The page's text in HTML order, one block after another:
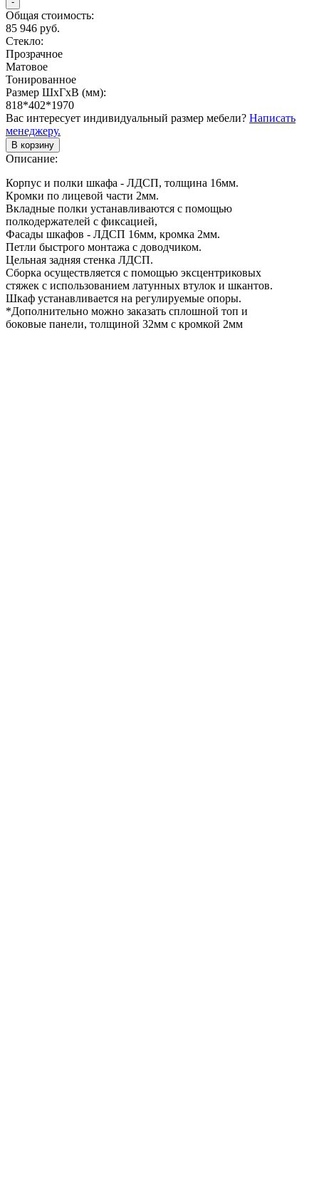
Общая стоимость:
85 946 руб.
Стекло:
Прозрачное
Матовое
Тонированное
Размер ШхГхВ (мм):
818*402*1970
Вас интересует индивидуальный размер мебели? Написать
менеджеру.
В корзину
Описание:
Корпус и полки шкафа - ЛДСП, толщина 16мм.
Кромки по лицевой части 2мм.
Вкладные полки устанавливаются с помощью
полкодержателей с фиксацией,
Фасады шкафов - ЛДСП 16мм, кромка 2мм.
Петли быстрого монтажа с доводчиком.
Цельная задняя стенка ЛДСП.
Сборка осуществляется с помощью эксцентриковых
стяжек с использованием латунных втулок и шкантов.
Шкаф устанавливается на регулируемые опоры.
*Дополнительно можно заказать сплошной топ и
боковые панели, толщиной 32мм с кромкой 2мм